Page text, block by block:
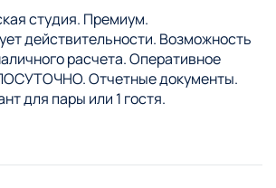
студия. Премиум.
действительности. Возможность
расчета. Оперативное
Отчетные документы.
для пары или 1 гостя.
с ортопедическим матрацем.